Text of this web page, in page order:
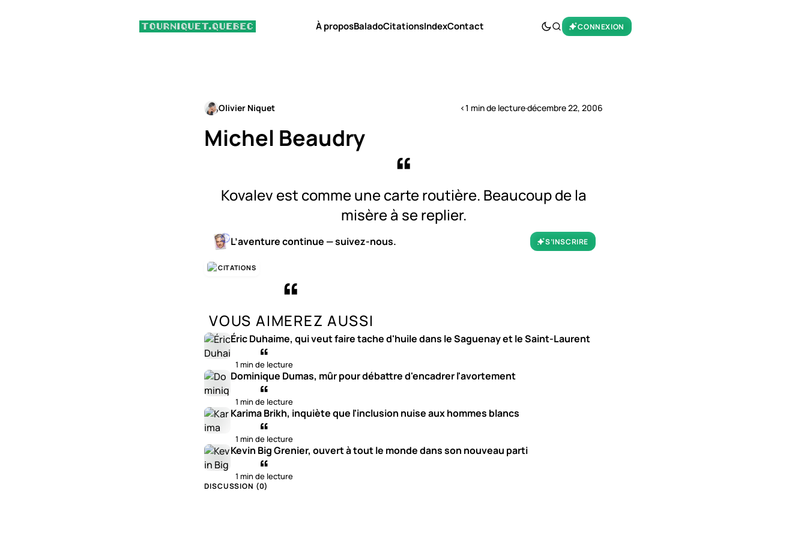
À proposBaladoCitationsIndexContact CONNEXION
Olivier Niquet <1 min de lecture·décembre 22, 2006
Michel Beaudry
Kovalev est comme une carte routière. Beaucoup de la
misère à se replier.
L’aventure continue — suivez-nous. S’INSCRIRE
CITATIONS
VOUS AIMEREZ AUSSI
Éric Duhaime, qui veut faire tache d'huile dans le Saguenay et le Saint-Laurent
1 min de lecture
Dominique Dumas, mûr pour débattre d'encadrer l'avortement
1 min de lecture
Karima Brikh, inquiète que l'inclusion nuise aux hommes blancs
1 min de lecture
Kevin Big Grenier, ouvert à tout le monde dans son nouveau parti
1 min de lecture
DISCUSSION (0)